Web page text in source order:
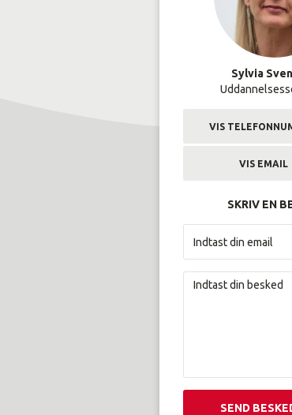
Sylvia
VIS
9633
VIS EMAIL
SKRIV EN
SEND